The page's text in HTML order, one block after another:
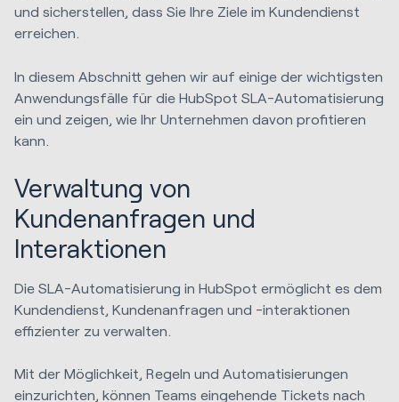
und sicherstellen, dass Sie Ihre Ziele im Kundendienst
erreichen.
In diesem Abschnitt gehen wir auf einige der wichtigsten
Anwendungsfälle für die HubSpot SLA-Automatisierung
ein und zeigen, wie Ihr Unternehmen davon profitieren
kann.
Verwaltung von
Kundenanfragen und
Interaktionen
Die SLA-Automatisierung in HubSpot ermöglicht es dem
Kundendienst, Kundenanfragen und -interaktionen
effizienter zu verwalten.
Mit der Möglichkeit, Regeln und Automatisierungen
einzurichten, können Teams eingehende Tickets nach